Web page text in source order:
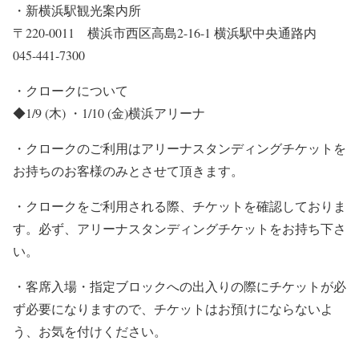
・新横浜駅観光案内所
〒220-0011 横浜市西区高島2-16-1 横浜駅中央通路内
045-441-7300
・クロークについて
◆1/9 (木) ・1/10 (金)横浜アリーナ
・クロークのご利用はアリーナスタンディングチケットを
お持ちのお客様のみとさせて頂きます。
・クロークをご利用される際、チケットを確認しておりま
す。必ず、アリーナスタンディングチケットをお持ち下さ
い。
・客席入場・指定ブロックへの出入りの際にチケットが必
ず必要になりますので、チケットはお預けにならないよ
う、お気を付けください。